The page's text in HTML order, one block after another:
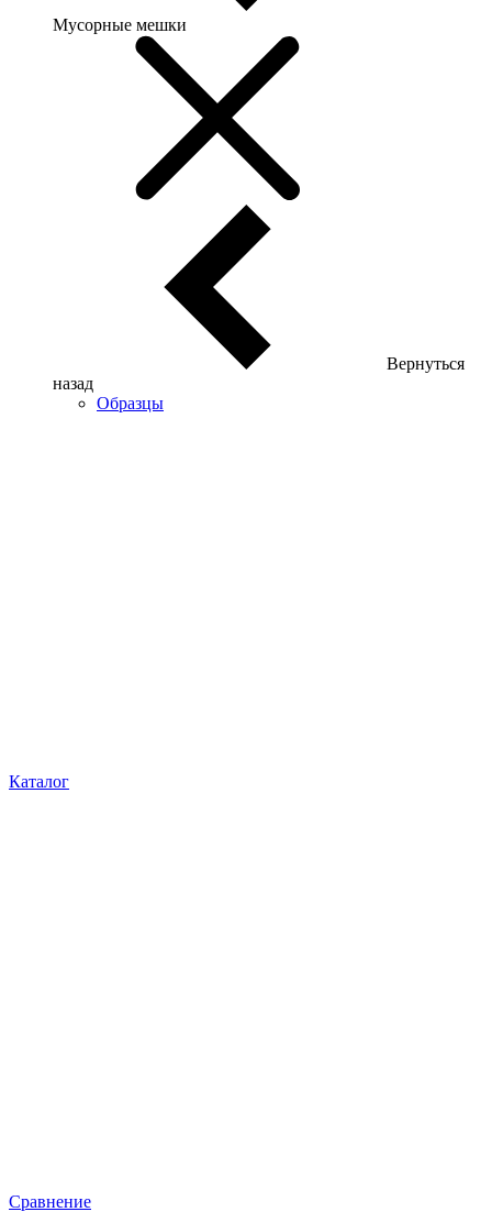
Мусорные мешки
Вернуться
назад
Образцы
Каталог
Сравнение